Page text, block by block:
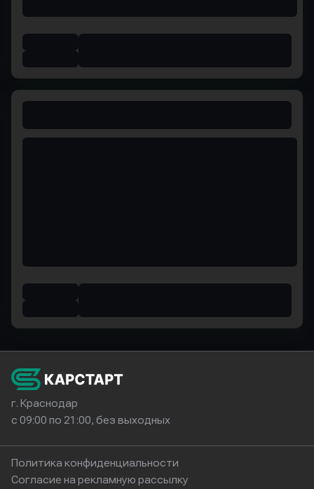
г. Краснодар
с 09:00 по 21:00, без выходных
Политика конфиденциальности
Согласие на рекламную рассылку